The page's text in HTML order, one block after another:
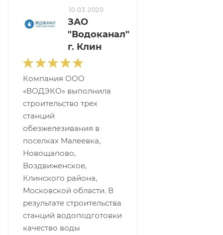
10.03.2020
ЗАО
"Водоканал"
г. Клин
Компания ООО
«ВОДЭКО» выполнила
строительство трех
станций
обезжелезивания в
поселках Малеевка,
Новощапово,
Воздвиженское,
Клинского района,
Московской области. В
результате строительства
станций водоподготовки
качество воды